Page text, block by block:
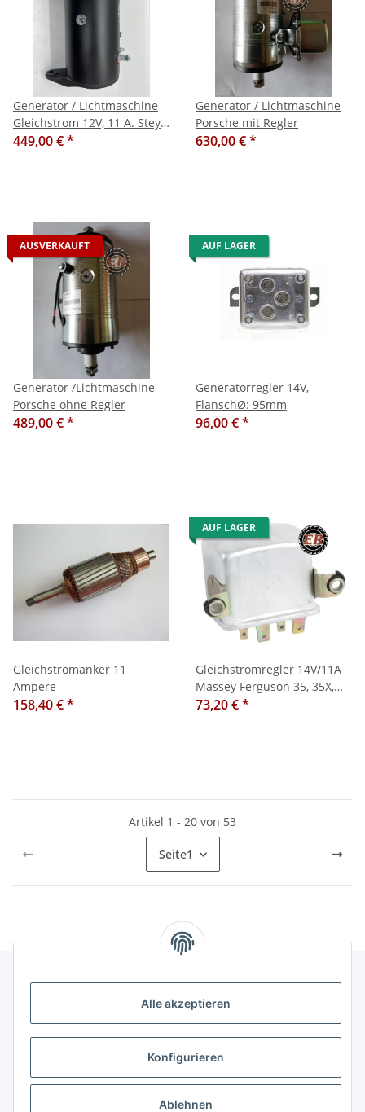
Alle akzeptieren
Konfigurieren
Ablehnen
Generator / Lichtmaschine
Gleichstrom 12V, 11 A. Steyr
T80 84 86 180 182
449,00 €*
Generator / Lichtmaschine
Porsche mit Regler
630,00 €*
AUSVERKAUFT
Generator /Lichtmaschine
Porsche ohne Regler
489,00 €*
AUF LAGER
Generatorregler 14V,
FlanschØ: 95mm
96,00 €*
Gleichstromanker 11
Ampere
158,40 €*
AUF LAGER
Gleichstromregler 14V/11A
Massey Ferguson 35, 35X,
135 etc.
73,20 €*
Artikel 1 - 20 von 53
Seite1